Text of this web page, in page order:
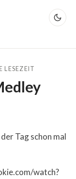
LESEZEIT
Tag schon mal
watch?